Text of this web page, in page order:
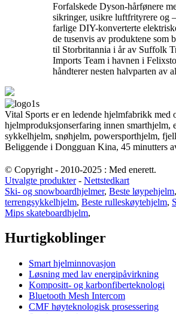
Forfalskede Dyson-hårfønere
sikringer, usikre luftfrityrere og
farlige DIY-konverterte
de tusenvis av produktene som
til Storbritannia i år av Suffolk
Imports Team i havnen i
håndterer nesten halvparten av
Vital Sports er en ledende hjelmfabrikk med
hjelmproduksjonserfaring innen smarthjelm,
sykkelhjelm, snøhjelm, powersporthjelm,
Beliggende i Dongguan Kina, 45 minutters
© Copyright - 2010-2025 : Med enerett.
Utvalgte produkter- Nettstedkart
Ski- og snowboardhjelmer, Beste løypehjelm,
terrengsykkelhjelm, Beste rulleskøytehjelm,
Mips skateboardhjelm,
Hurtigkoblinger
Smart hjelminnovasjon
Løsning med lav energipåvirkning
Kompositt- og karbonfiberteknologi
Bluetooth Mesh Intercom
CMF høyteknologisk prosessering